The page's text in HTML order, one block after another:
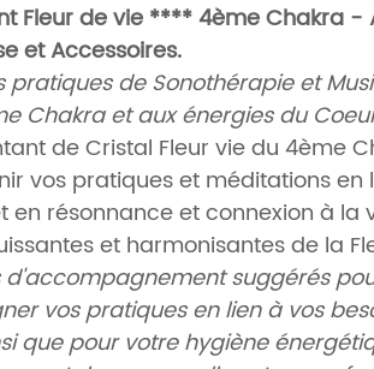
Fleur de vie **** 4ème Chakra -
et Accessoires.
pratiques de Sonothérapie et
Chakra et aux énergies du
de Cristal Fleur vie du 4ème
vos pratiques et méditations en
en résonnance et connexion à la
et harmonisantes de la
d'accompagnement suggérés
vos pratiques en lien à vos
que pour votre hygiène